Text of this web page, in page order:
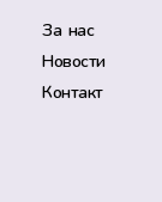
За нас
Новости
Контакт